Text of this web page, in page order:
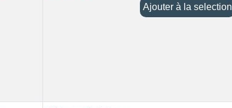
Ajouter à la selection